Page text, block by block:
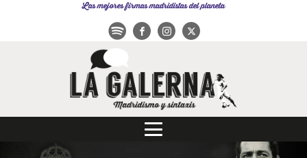
Las mejores firmas madridistas del planeta